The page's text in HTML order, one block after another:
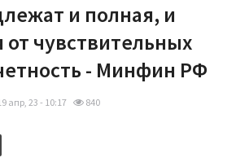
и полная, и
чувствительных
- Минфин РФ
апр, 23 - 10:17 840